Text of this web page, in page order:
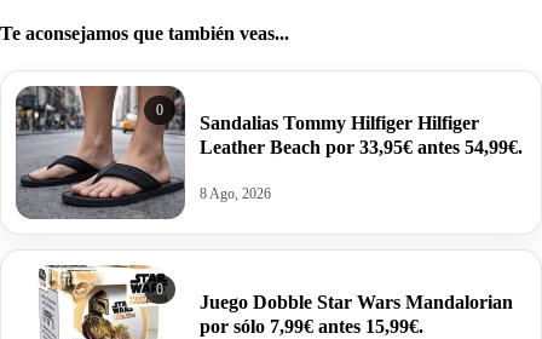
Te aconsejamos que también veas...
0
Sandalias Tommy Hilfiger Hilfiger
Leather Beach por 33,95€ antes 54,99€.
8 Ago, 2026
0
Juego Dobble Star Wars Mandalorian
por sólo 7,99€ antes 15,99€.